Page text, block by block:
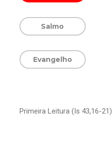
Salmo
Evangelho
Primeira Leitura (Is 43,16-21)